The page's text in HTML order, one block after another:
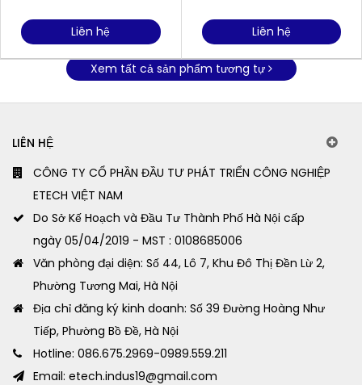
Liên hệ Liên hệ
Xem tất cả sản phẩm tương tự
LIÊN HỆ
CÔNG TY CỔ PHẦN ĐẦU TƯ PHÁT TRIỂN CÔNG NGHIỆP
ETECH VIỆT NAM
Do Sở Kế Hoạch và Đầu Tư Thành Phố Hà Nội cấp
ngày 05/04/2019 - MST : 0108685006
Văn phòng đại diện: Số 44, Lô 7, Khu Đô Thị Đền Lừ 2,
Phường Tương Mai, Hà Nội
Địa chỉ đăng ký kinh doanh: Số 39 Đường Hoàng Như
Tiếp, Phường Bồ Đề, Hà Nội
Hotline: 086.675.2969-0989.559.211
Email: etech.indus19@gmail.com